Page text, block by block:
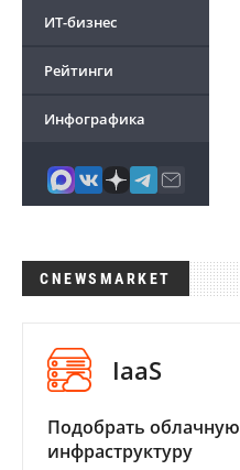
ИТ-бизнес
Рейтинги
Инфографика
CNEWSMARKET
IaaS
Подобрать облачную
инфраструктуру